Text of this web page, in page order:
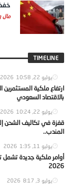
مال
TIMELINE
يوليو 22, 2026 10:58
ارتفاع ملكية
بالاقتصاد السعودي
يوليو 22, 2026 10:24
قفزة في تكاليف الشحن
المندب..
يوليو 11, 2026 1:35
أوامر ملكية جديدة تشمل
2026
يوليو 3, 2026 8:17